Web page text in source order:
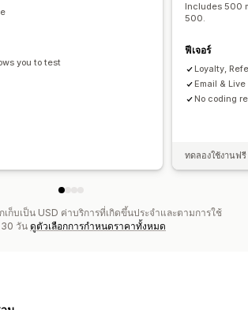
you to test
Includes 500
500.
ฟีเจอร์
Loyalty,
Email &
No coding
ทดลองใช้งานฟ
เก็บเป็น USD ค่าบริการที่เกิดขึ้นประจำและตามการใช้
30 วัน ดูตัวเลือกการกำหนดราคาทั้งหมด